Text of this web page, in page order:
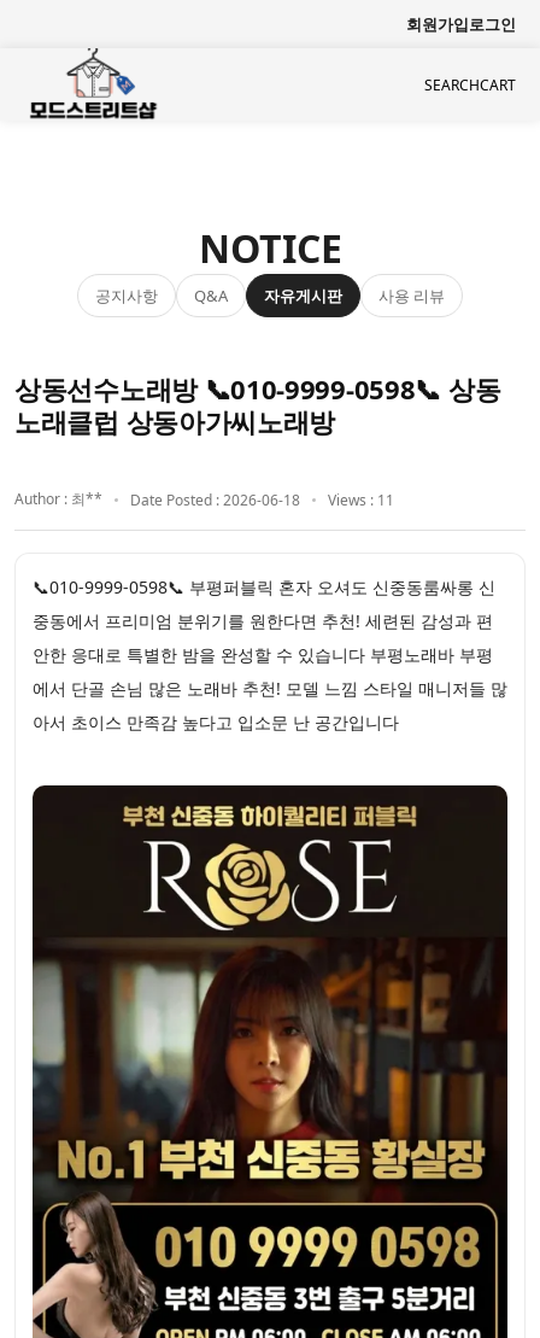
회원가입로그인
SEARCHCART
NOTICE
공지사항 Q&A 자유게시판 사용 리뷰
상동선수노래방 📞010-9999-0598📞 상동
노래클럽 상동아가씨노래방
Author : 최** Date Posted : 2026-06-18 Views : 11
📞010-9999-0598📞 부평퍼블릭 혼자 오셔도 신중동룸싸롱 신
중동에서 프리미엄 분위기를 원한다면 추천! 세련된 감성과 편
안한 응대로 특별한 밤을 완성할 수 있습니다 부평노래바 부평
에서 단골 손님 많은 노래바 추천! 모델 느낌 스타일 매니저들 많
아서 초이스 만족감 높다고 입소문 난 공간입니다